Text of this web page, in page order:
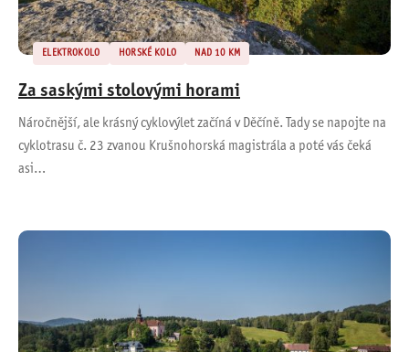
ELEKTROKOLO HORSKÉ KOLO NAD 10 KM
Za saskými stolovými horami
Náročnější, ale krásný cyklovýlet začíná v Děčíně. Tady se napojte na
cyklotrasu č. 23 zvanou Krušnohorská magistrála a poté vás čeká
asi…